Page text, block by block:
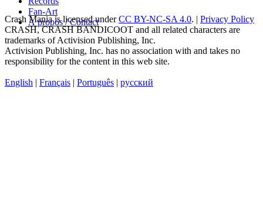
Fan-Art
À propos / Contact
Crash Maniais licensed underCC BY-NC-SA 4.0. | Privacy Policy
CRASH, CRASH BANDICOOT and all related characters are
trademarks of Activision Publishing, Inc.
Activision Publishing, Inc. has no association with and takes no
responsibility for the content in this web site.
English | Français | Português | русский